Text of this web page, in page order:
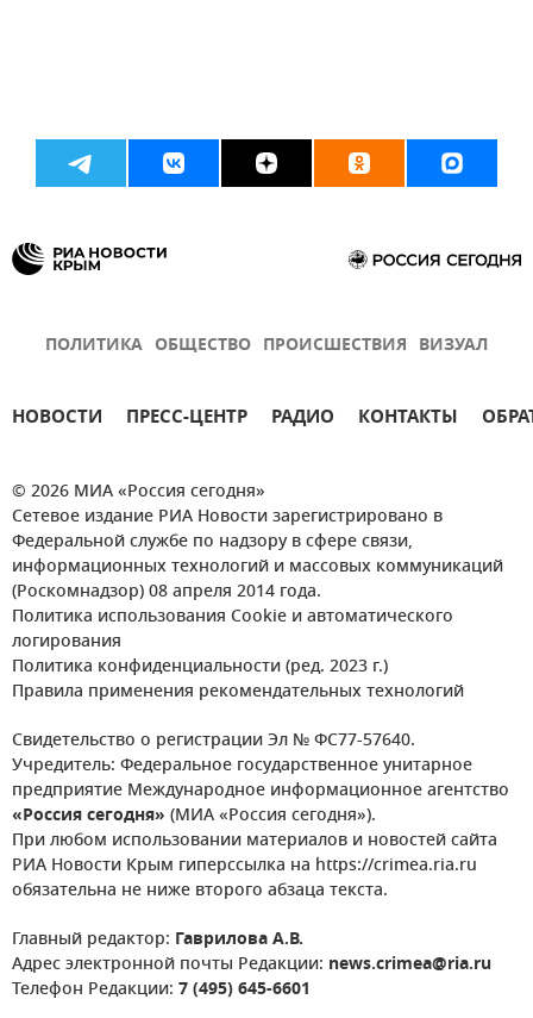
ПОЛИТИКА ОБЩЕСТВО ПРОИСШЕСТВИЯ ВИЗУАЛ
НОВОСТИ ПРЕСС-ЦЕНТР РАДИО КОНТАКТЫ
© 2026 МИА «Россия сегодня»
Сетевое издание РИА Новости зарегистрировано в
Федеральной службе по надзору в сфере связи,
информационных технологий и массовых коммуникаций
(Роскомнадзор) 08 апреля 2014 года.
Политика использования Cookie и автоматического
логирования
Политика конфиденциальности (ред. 2023 г.)
Правила применения рекомендательных технологий
Свидетельство о регистрации Эл № ФС77-57640.
Учредитель: Федеральное государственное унитарное
предприятие Международное информационное агентство
«Россия сегодня» (МИА «Россия сегодня»).
При любом использовании материалов и новостей сайта
РИА Новости Крым гиперссылка на https://crimea.ria.ru
обязательна не ниже второго абзаца текста.
Главный редактор: Гаврилова А.В.
Адрес электронной почты Редакции: news.crimea@ria.ru
Телефон Редакции: 7 (495) 645-6601